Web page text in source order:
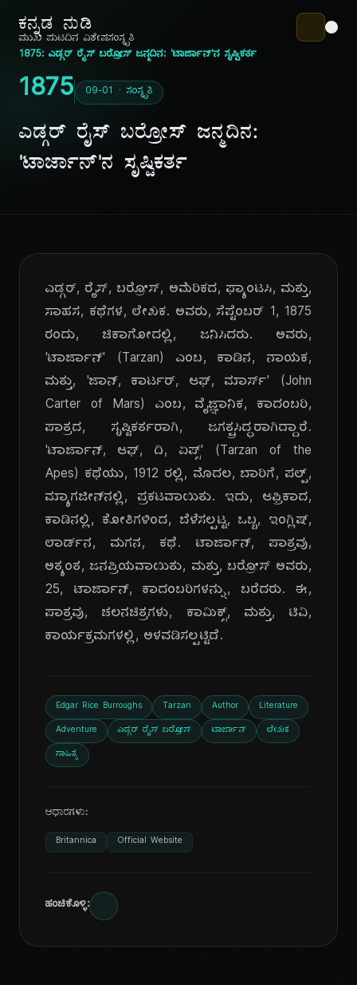
ಕನ್ನಡ ನುಡಿ
ಮುಖ ಪುಟದಿನ ವಿಶೇಷಸಂಸ್ಕೃತಿ
1875: ಎಡ್ಗರ್ ರೈಸ್ ಬರ್ರೋಸ್ ಜನ್ಮದಿನ: 'ಟಾರ್ಜಾನ್'ನ ಸೃಷ್ಟಿಕರ್ತ
1875 09-01 · ಸಂಸ್ಕೃತಿ
ಎಡ್ಗರ್ ರೈಸ್ ಬರ್ರೋಸ್ ಜನ್ಮದಿನ:
'ಟಾರ್ಜಾನ್'ನ ಸೃಷ್ಟಿಕರ್ತ
ಎಡ್ಗರ್, ರೈಸ್, ಬರ್ರೋಸ್, ಅಮೆರಿಕದ, ಫ್ಯಾಂಟಸಿ, ಮತ್ತು,
ಸಾಹಸ, ಕಥೆಗಳ, ಲೇಖಕ. ಅವರು, ಸೆಪ್ಟೆಂಬರ್ 1, 1875
ರಂದು, ಚಿಕಾಗೋದಲ್ಲಿ, ಜನಿಸಿದರು. ಅವರು,
'ಟಾರ್ಜಾನ್' (Tarzan) ಎಂಬ, ಕಾಡಿನ, ನಾಯಕ,
ಮತ್ತು, 'ಜಾನ್, ಕಾರ್ಟರ್, ಆಫ್, ಮಾರ್ಸ್' (John
Carter of Mars) ಎಂಬ, ವೈಜ್ಞಾನಿಕ, ಕಾದಂಬರಿ,
ಪಾತ್ರದ, ಸೃಷ್ಟಿಕರ್ತರಾಗಿ, ಜಗತ್ಪ್ರಸಿದ್ಧರಾಗಿದ್ದಾರೆ.
'ಟಾರ್ಜಾನ್, ಆಫ್, ದಿ, ಏಪ್ಸ್' (Tarzan of the
Apes) ಕಥೆಯು, 1912 ರಲ್ಲಿ, ಮೊದಲ, ಬಾರಿಗೆ, ಪಲ್ಪ್,
ಮ್ಯಾಗಜೀನ್‌ನಲ್ಲಿ, ಪ್ರಕಟವಾಯಿತು. ಇದು, ಆಫ್ರಿಕಾದ,
ಕಾಡಿನಲ್ಲಿ, ಕೋತಿಗಳಿಂದ, ಬೆಳೆಸಲ್ಪಟ್ಟ, ಒಬ್ಬ, ಇಂಗ್ಲಿಷ್,
ಲಾರ್ಡ್‌ನ, ಮಗನ, ಕಥೆ. ಟಾರ್ಜಾನ್, ಪಾತ್ರವು,
ಅತ್ಯಂತ, ಜನಪ್ರಿಯವಾಯಿತು, ಮತ್ತು, ಬರ್ರೋಸ್ ಅವರು,
25, ಟಾರ್ಜಾನ್, ಕಾದಂಬರಿಗಳನ್ನು, ಬರೆದರು. ಈ,
ಪಾತ್ರವು, ಚಲನಚಿತ್ರಗಳು, ಕಾಮಿಕ್ಸ್, ಮತ್ತು, ಟಿವಿ,
ಕಾರ್ಯಕ್ರಮಗಳಲ್ಲಿ, ಅಳವಡಿಸಲ್ಪಟ್ಟಿದೆ.
Edgar Rice Burroughs Tarzan Author Literature
Adventure ಎಡ್ಗರ್ ರೈಸ್ ಬರ್ರೋಸ್ ಟಾರ್ಜಾನ್ ಲೇಖಕ
ಸಾಹಿತ್ಯ
ಆಧಾರಗಳು:
Britannica Official Website
ಹಂಚಿಕೊಳ್ಳಿ: